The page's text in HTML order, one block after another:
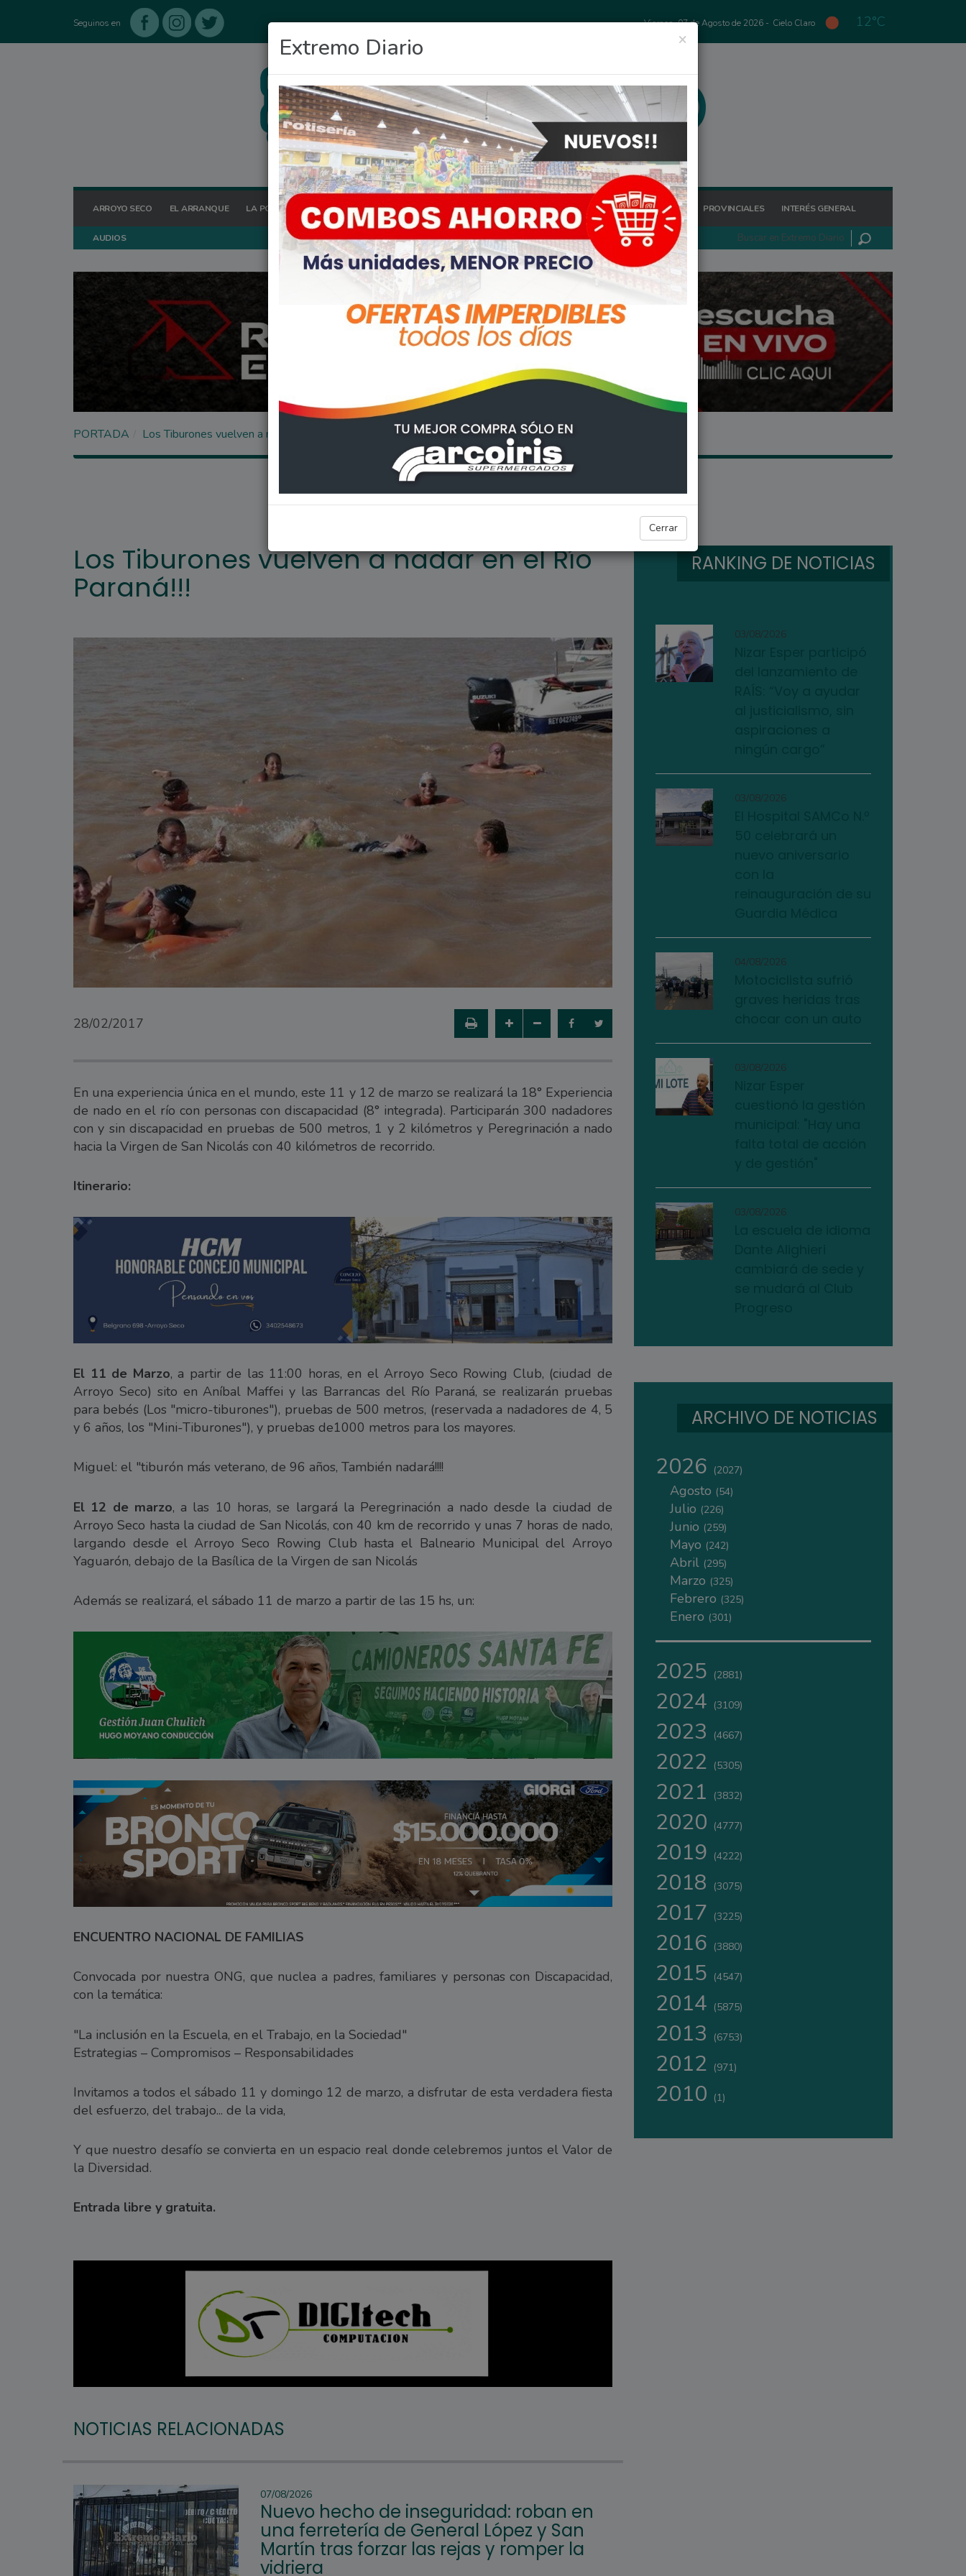
Seguinos en Viernes, 07 de Agosto de 2026 - Cielo Claro 12°C
ARROYO SECO EL ARRANQUE LA POSTA HOY OCIO DEPORTES FIGHIERA GENERAL LAGOS POLICIALES REGIONALES PROVINCIALES INTERÉS GENERAL
AUDIOS
×
Extremo Diario
Cerrar
PORTADA Los Tiburones vuelven a nadar en el Río Paraná!!!
ARROYO SECO
Los Tiburones vuelven a nadar en el Río
Paraná!!!
28/02/2017
En una experiencia única en el mundo, este 11 y 12 de marzo se realizará la 18° Experiencia
de nado en el río con personas con discapacidad (8° integrada). Participarán 300 nadadores
con y sin discapacidad en pruebas de 500 metros, 1 y 2 kilómetros y Peregrinación a nado
hacia la Virgen de San Nicolás con 40 kilómetros de recorrido.
Itinerario:
El 11 de Marzo, a partir de las 11:00 horas, en el Arroyo Seco Rowing Club, (ciudad de
Arroyo Seco) sito en Aníbal Maffei y las Barrancas del Río Paraná, se realizarán pruebas
para bebés (Los "micro-tiburones"), pruebas de 500 metros, (reservada a nadadores de 4, 5
y 6 años, los "Mini-Tiburones"), y pruebas de1000 metros para los mayores.
Miguel: el "tiburón más veterano, de 96 años, También nadará!!!!
El 12 de marzo, a las 10 horas, se largará la Peregrinación a nado desde la ciudad de
Arroyo Seco hasta la ciudad de San Nicolás, con 40 km de recorrido y unas 7 horas de nado,
largando desde el Arroyo Seco Rowing Club hasta el Balneario Municipal del Arroyo
Yaguarón, debajo de la Basílica de la Virgen de san Nicolás
Además se realizará, el sábado 11 de marzo a partir de las 15 hs, un:
ENCUENTRO NACIONAL DE FAMILIAS
Convocada por nuestra ONG, que nuclea a padres, familiares y personas con Discapacidad,
con la temática:
"La inclusión en la Escuela, en el Trabajo, en la Sociedad"
Estrategias – Compromisos – Responsabilidades
Invitamos a todos el sábado 11 y domingo 12 de marzo, a disfrutar de esta verdadera fiesta
del esfuerzo, del trabajo... de la vida,
Y que nuestro desafío se convierta en un espacio real donde celebremos juntos el Valor de
la Diversidad.
Entrada libre y gratuita.
NOTICIAS RELACIONADAS
07/08/2026
Nuevo hecho de inseguridad: roban en
una ferretería de General López y San
Martín tras forzar las rejas y romper la
vidriera
RANKING DE NOTICIAS
03/08/2026
03/08/2026
04/08/2026
03/08/2026
03/08/2026
ARCHIVO DE NOTICIAS
2026 (2027)
Agosto (54)
Julio (226)
Junio (259)
Mayo (242)
Abril (295)
Marzo (325)
Febrero (325)
Enero (301)
2025 (2881)
2024 (3109)
2023 (4667)
2022 (5305)
2021 (3832)
2020 (4777)
2019 (4222)
2018 (3075)
2017 (3225)
2016 (3880)
2015 (4547)
2014 (5875)
2013 (6753)
2012 (971)
2010 (1)